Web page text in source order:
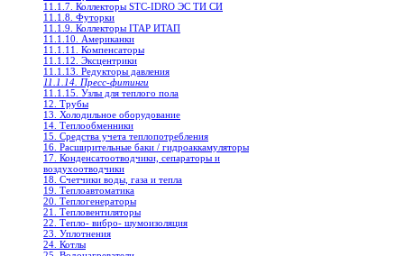
11.1.7. Коллекторы STC-IDRO ЭС ТИ СИ
11.1.8. Футорки
11.1.9. Коллекторы ITAP ИТАП
11.1.10. Американки
11.1.11. Компенсаторы
11.1.12. Эксцентрики
11.1.13. Редукторы давления
11.1.14. Пресс-фитинги
11.1.15. Узлы для теплого пола
12. Трубы
13. Холодильное oборудование
14. Теплообменники
15. Средства учета теплопотребления
16. Расширительные баки / гидроаккамуляторы
17. Конденсатоотводчики, сепараторы и
воздухоотводчики
18. Счетчики воды, газа и тепла
19. Теплоавтоматика
20. Теплогенераторы
21. Тепловентиляторы
22. Тепло- вибро- шумоизоляция
23. Уплотнения
24. Котлы